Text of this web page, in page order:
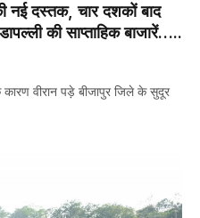
नई दस्तक, चार दशकों बाद
की साप्ताहिक बाजारें…..
वीरान पड़े बीजापुर जिले के सुदूर